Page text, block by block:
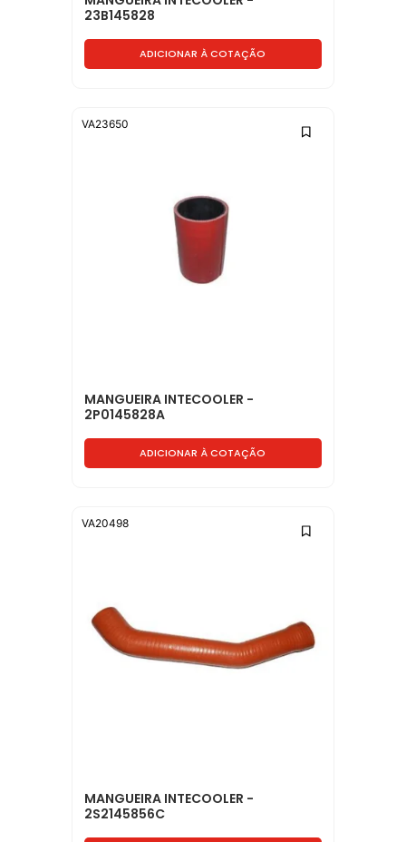
23B145828
ADICIONAR À COTAÇÃO
MANGUEIRA INTECOOLER -
2P0145828A
ADICIONAR À COTAÇÃO
VA23650
MANGUEIRA INTECOOLER -
2S2145856C
VA20498